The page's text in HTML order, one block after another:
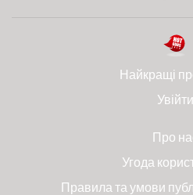
Найкращі
Увійти
Про
Угода
Правила та умови